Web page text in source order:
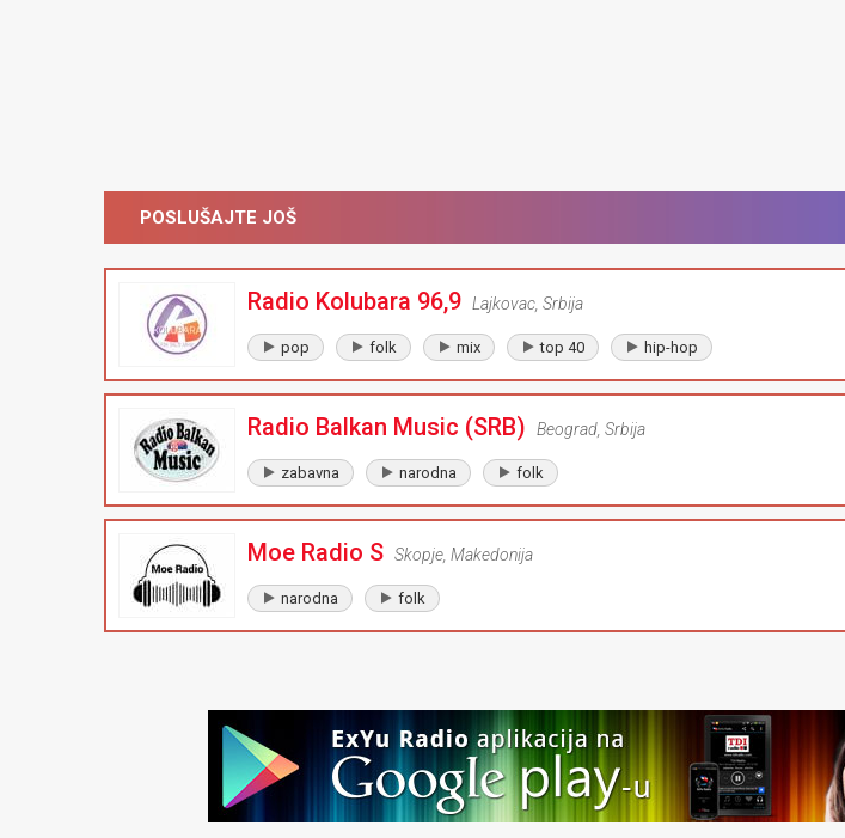
POSLUŠAJTE JOŠ
Radio Kolubara 96,9 Lajkovac Srbija
pop folk mix top 40 hip-hop
Radio Balkan Music (SRB) Beograd Srbija
zabavna narodna folk
Moe Radio S Skopje Makedonija
narodna folk